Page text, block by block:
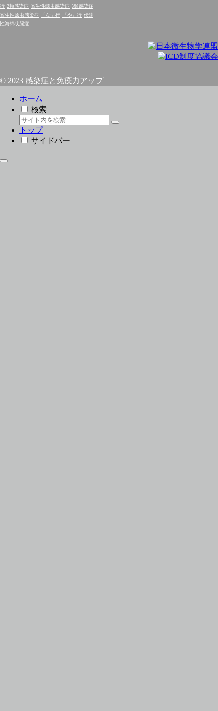
行 2類感染症 寄生性蠕虫感染症 3類感染症
寄生性原虫感染症
「な」行 「や」行 伝達
性海綿状脳症
© 2023 感染症と免疫力アップ
ホーム
検索
トップ
サイドバー